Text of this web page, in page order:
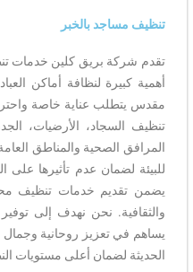
تنظيف مساجد بالخبر
تقدم شركة بريق كلين خدمات
أهمية كبيرة لنظافة أماكن
مقدس يتطلب عناية خاصة
تنظيف السجاد، الأرضيات،
المرافق الصحية والمناطق
للبيئة لضمان عدم تأثيرها على
يضمن تقديم خدمات تنظيف
والثقافية. نحن نهدف إلى
يساهم في تعزيز روحانية وجمال
الحديثة لضمان أعلى مستويات